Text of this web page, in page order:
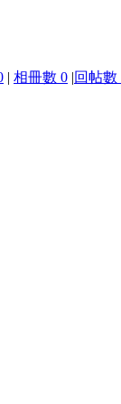
| 相冊數 0 |回帖數